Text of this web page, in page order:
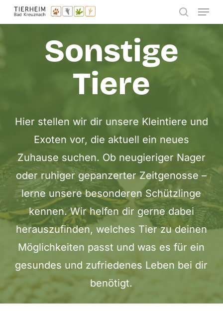
Skip
to
main
search
Menu
Sonstige
Tiere
Hier stellen wir dir unsere Kleintiere und
Exoten vor, die aktuell ein neues
Zuhause suchen. Ob neugieriger Nager
oder ruhiger gepanzerter Zeitgenosse –
lerne unsere besonderen Schützlinge
kennen. Wir helfen dir gerne dabei
herauszufinden, welches Tier zu deinen
Möglichkeiten passt und was es für ein
gesundes und zufriedenes Leben bei dir
benötigt.